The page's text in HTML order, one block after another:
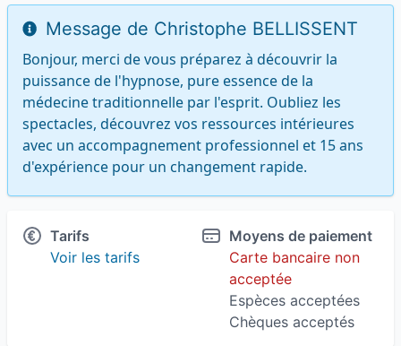
Message de Christophe BELLISSENT
Bonjour, merci de vous préparez à découvrir la
puissance de l'hypnose, pure essence de la
médecine traditionnelle par l'esprit. Oubliez les
spectacles, découvrez vos ressources intérieures
avec un accompagnement professionnel et 15 ans
d'expérience pour un changement rapide.
Tarifs
Voir les tarifs
Moyens de paiement
Carte bancaire non
acceptée
Espèces acceptées
Chèques acceptés